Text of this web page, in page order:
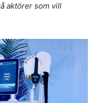
aktörer som vill